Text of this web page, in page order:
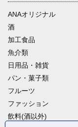
ANAオリジナル
酒
加工食品
魚介類
日用品・雑貨
パン・菓子類
フルーツ
ファッション
飲料(酒以外)